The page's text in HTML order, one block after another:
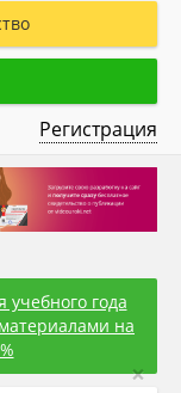
Регистрация
года
на
×